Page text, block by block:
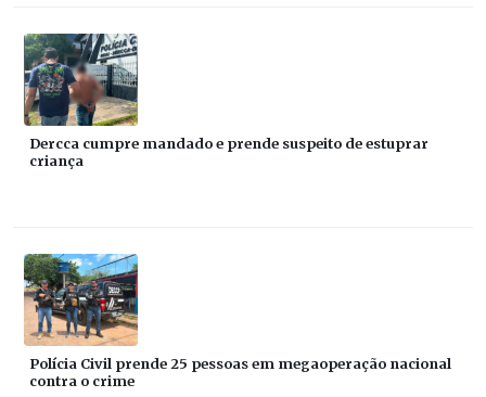
Dercca cumpre mandado e prende suspeito de estuprar
criança
Polícia Civil prende 25 pessoas em megaoperação nacional
contra o crime